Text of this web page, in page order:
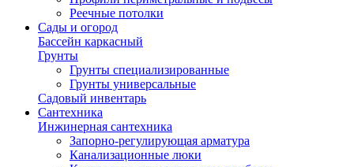
Реечные потолки
Сады и огород
Бассейн каркасный
Грунты
Грунты специализированные
Грунты универсальные
Садовый инвентарь
Сантехника
Инжинерная сантехника
Запорно-регулирующая арматура
Канализационные люки